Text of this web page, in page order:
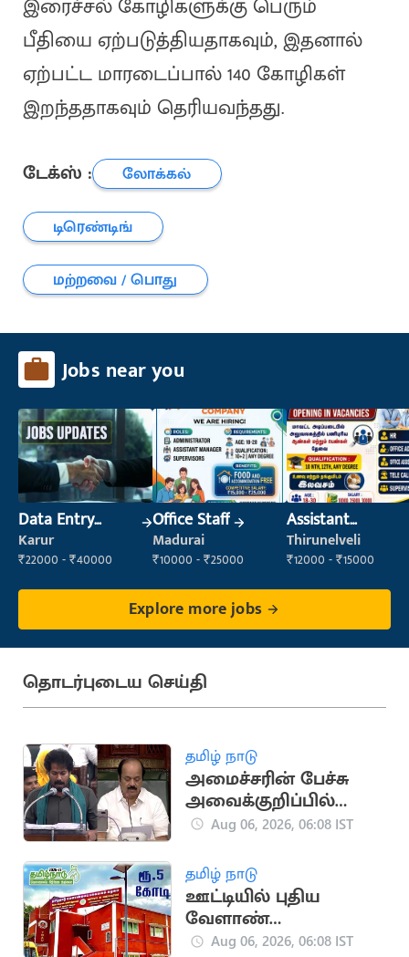
இரைச்சல் கோழிகளுக்கு பெரும்
பீதியை ஏற்படுத்தியதாகவும், இதனால்
ஏற்பட்ட மாரடைப்பால் 140 கோழிகள்
இறந்ததாகவும் தெரியவந்தது.
டேக்ஸ் :
லோக்கல்
டிரெண்டிங்
மற்றவை / பொது
Jobs near you
Data Entry
Operator
Karur
₹22000 - ₹40000
Office Staff
Madurai
₹10000 - ₹25000
Assistant
Manager
Thirunelveli
₹12000 - ₹15000
Explore more jobs
தொடர்புடைய செய்தி
தமிழ் நாடு
அமைச்சரின் பேச்சு
அவைக்குறிப்பில்
இருந்து நீக்கப்படும் -
Aug 06, 2026, 06:08 IST
தமிழ் நாடு
ஊட்டியில் புதிய
வேளாண்
தொழில்நுட்ப
Aug 06, 2026, 06:08 IST